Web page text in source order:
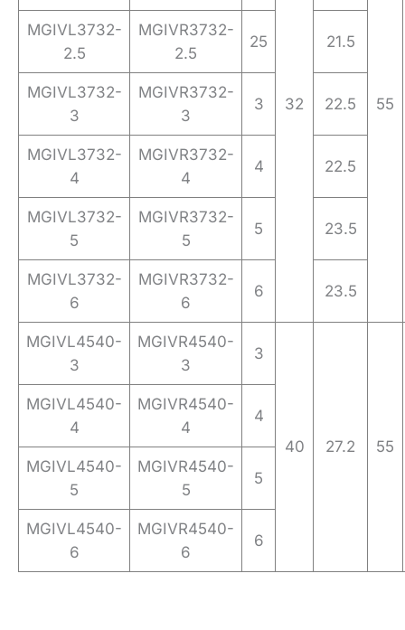
32 55
MGIVL3732-
2.5
MGIVR3732-
2.5
25 21.5
MGIVL3732-
3
MGIVR3732-
3
3 22.5
MGIVL3732-
4
MGIVR3732-
4
4 22.5
MGIVL3732-
5
MGIVR3732-
5
5 23.5
MGIVL3732-
6
MGIVR3732-
6
6 23.5
MGIVL4540-
3
MGIVR4540-
3
3
40 27.2 55
MGIVL4540-
4
MGIVR4540-
4
4
MGIVL4540-
5
MGIVR4540-
5
5
MGIVL4540-
6
MGIVR4540-
6
6